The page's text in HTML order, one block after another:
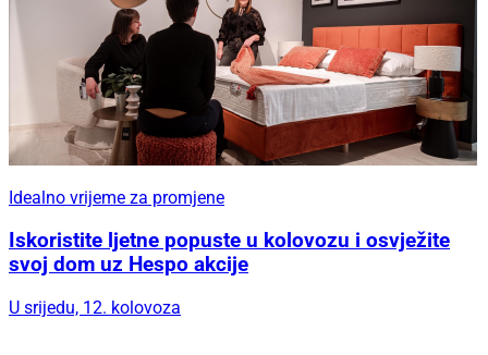
Idealno vrijeme za promjene
Iskoristite ljetne popuste u kolovozu i osvježite
svoj dom uz Hespo akcije
U srijedu, 12. kolovoza